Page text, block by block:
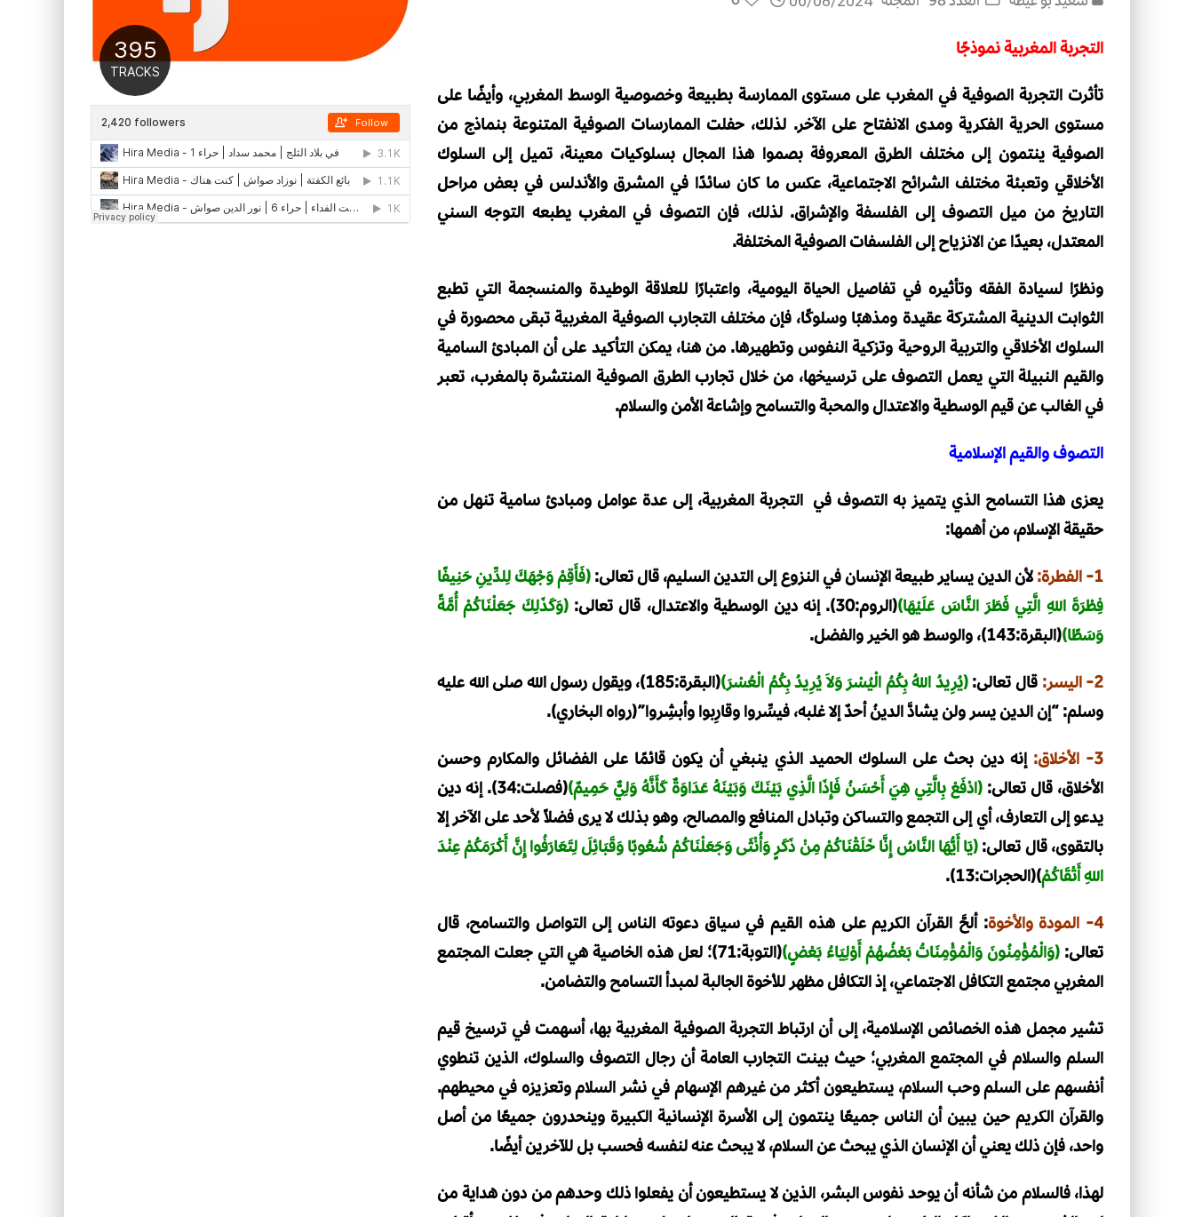
التجربة المغربية نموذجًا
تأثرت التجربة الصوفية في المغرب على مستوى الممارسة بطبيعة وخصوصية الوسط المغربي، وأيضًا على
مستوى الحرية الفكرية ومدى الانفتاح على الآخر. لذلك، حفلت الممارسات الصوفية المتنوعة بنماذج من
الصوفية ينتمون إلى مختلف الطرق المعروفة بصموا هذا المجال بسلوكيات معينة، تميل إلى السلوك
الأخلاقي وتعبئة مختلف الشرائح الاجتماعية، عكس ما كان سائدًا في المشرق والأندلس في بعض مراحل
التاريخ من ميل التصوف إلى الفلسفة والإشراق. لذلك، فإن التصوف في المغرب يطبعه التوجه السني
المعتدل، بعيدًا عن الانزياح إلى الفلسفات الصوفية المختلفة.
ونظرًا لسيادة الفقه وتأثيره في تفاصيل الحياة اليومية، واعتبارًا للعلاقة الوطيدة والمنسجمة التي تطبع
الثوابت الدينية المشتركة عقيدة ومذهبًا وسلوكًا، فإن مختلف التجارب الصوفية المغربية تبقى محصورة في
السلوك الأخلاقي والتربية الروحية وتزكية النفوس وتطهيرها. من هنا، يمكن التأكيد على أن المبادئ السامية
والقيم النبيلة التي يعمل التصوف على ترسيخها، من خلال تجارب الطرق الصوفية المنتشرة بالمغرب، تعبر
في الغالب عن قيم الوسطية والاعتدال والمحبة والتسامح وإشاعة الأمن والسلام.
التصوف والقيم الإسلامية
يعزى هذا التسامح الذي يتميز به التصوف في التجربة المغربية، إلى عدة عوامل ومبادئ سامية تنهل من
حقيقة الإسلام، من أهمها:
1- الفطرة: لأن الدين يساير طبيعة الإنسان في النزوع إلى التدين السليم، قال تعالى: (فَأَقِمْ وَجْهَكَ لِلدِّينِ حَنِيفًا
فِطْرَةَ اللهِ الَّتِي فَطَرَ النَّاسَ عَلَيْهَا)(الروم:30). إنه دين الوسطية والاعتدال، قال تعالى:
(وَكَذَلِكَ جَعَلْنَاكُمْ أُمَّةً
وَسَطًا)(البقرة:143)، والوسط هو الخير والفضل.
2- اليسر: قال تعالى:(يُرِيدُ اللهُ بِكُمُ الْيُسْرَ وَلاَ يُرِيدُ بِكُمُ الْعُسْرَ)
(البقرة:185)، ويقول رسول الله صلى الله عليه
وسلم: “إن الدين يسر ولن يشادَّ الدينُ أحدٌ إلا غلبه، فيسِّروا وقارِبوا وأبشِروا”(رواه البخاري).
3- الأخلاق:
إنه دين بحث على السلوك الحميد الذي ينبغي أن يكون قائمًا على الفضائل والمكارم وحسن
الأخلاق، قال تعالى: (ادْفَعْ بِالَّتِي هِيَ أَحْسَنُ فَإِذَا الَّذِي بَيْنَكَ وَبَيْنَهُ عَدَاوَةٌ كَأَنَّهُ وَلِيٌّ حَمِيمٌ)
(فصلت:34). إنه دين
يدعو إلى التعارف، أي إلى التجمع والتساكن وتبادل المنافع والمصالح، وهو بذلك لا يرى فضلاً لأحد على الآخر إلا
بالتقوى، قال تعالى: (يَا أَيُّهَا النَّاسُ إِنَّا خَلَقْنَاكُمْ مِنْ ذَكَرٍ وَأُنْثَى وَجَعَلْنَاكُمْ شُعُوبًا وَقَبَائِلَ لِتَعَارَفُوا إِنَّ أَكْرَمَكُمْ عِنْدَ
اللهِ أَتْقَاكُمْ)(الحجرات:13).
4- المودة والأخوة
: ألحَّ القرآن الكريم على هذه القيم في سياق دعوته الناس إلى التواصل والتسامح، قال
تعالى: (وَالْمُؤْمِنُونَ وَالْمُؤْمِنَاتُ بَعْضُهُمْ أَوْلِيَاءُ بَعْضٍ)
(التوبة:71)؛ لعل هذه الخاصية هي التي جعلت المجتمع
المغربي مجتمع التكافل الاجتماعي، إذ التكافل مظهر للأخوة الجالبة لمبدأ التسامح والتضامن.
تشير مجمل هذه الخصائص الإسلامية، إلى أن ارتباط التجربة الصوفية المغربية بها، أسهمت في ترسيخ قيم
السلم والسلام في المجتمع المغربي؛ حيث بينت التجارب العامة أن رجال التصوف والسلوك، الذين تنطوي
أنفسهم على السلم وحب السلام، يستطيعون أكثر من غيرهم الإسهام في نشر السلام وتعزيزه في محيطهم.
والقرآن الكريم حين يبين أن الناس جميعًا ينتمون إلى الأسرة الإنسانية الكبيرة وينحدرون جميعًا من أصل
واحد، فإن ذلك يعني أن الإنسان الذي يبحث عن السلام، لا يبحث عنه لنفسه فحسب بل للآخرين أيضًا.
لهذا، فالسلام من شأنه أن يوحد نفوس البشر، الذين لا يستطيعون أن يفعلوا ذلك وحدهم من دون هداية من